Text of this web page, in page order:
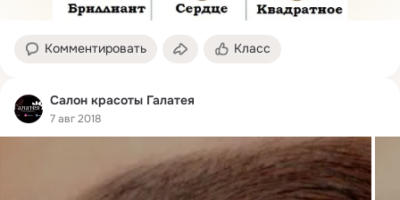
Комментировать Класс
Салон красоты Галатея
7 авг 2018